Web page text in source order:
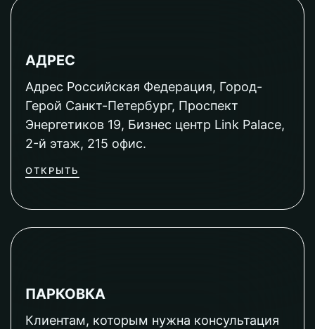
АДРЕС
Адрес Российская Федерация, Город-
Герой Санкт-Петербург, Проспект
Энергетиков 19, Бизнес центр Link Palace,
2-й этаж, 215 офис.
ОТКРЫТЬ
ПАРКОВКА
Клиентам, которым нужна консультация